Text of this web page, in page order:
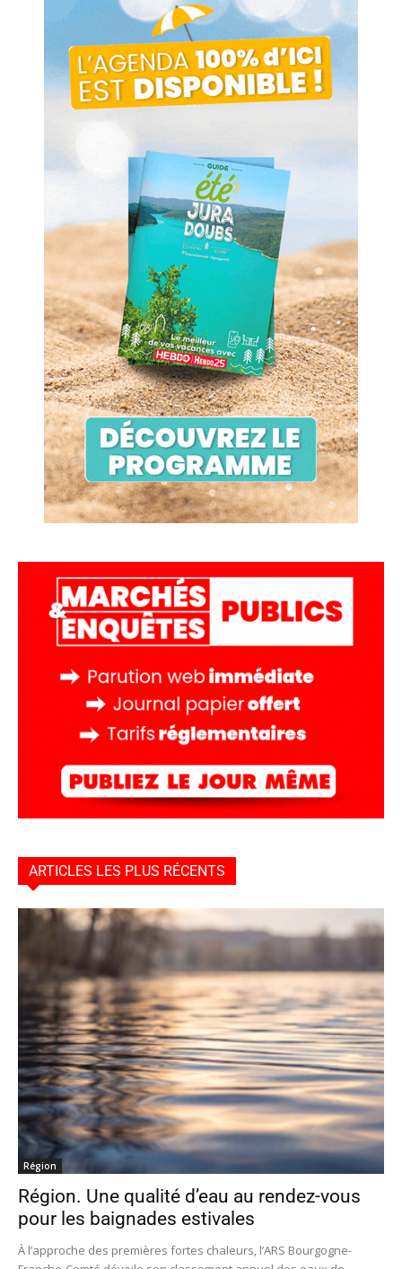
ARTICLES LES PLUS RÉCENTS
Région
Région. Une qualité d’eau au rendez-vous
pour les baignades estivales
À l’approche des premières fortes chaleurs, l’ARS Bourgogne-